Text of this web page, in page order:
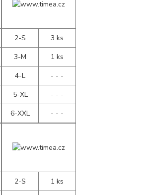
2-S
3 ks
3-M
1 ks
4-L
- - -
5-XL
- - -
6-XXL
- - -
2-S
1 ks